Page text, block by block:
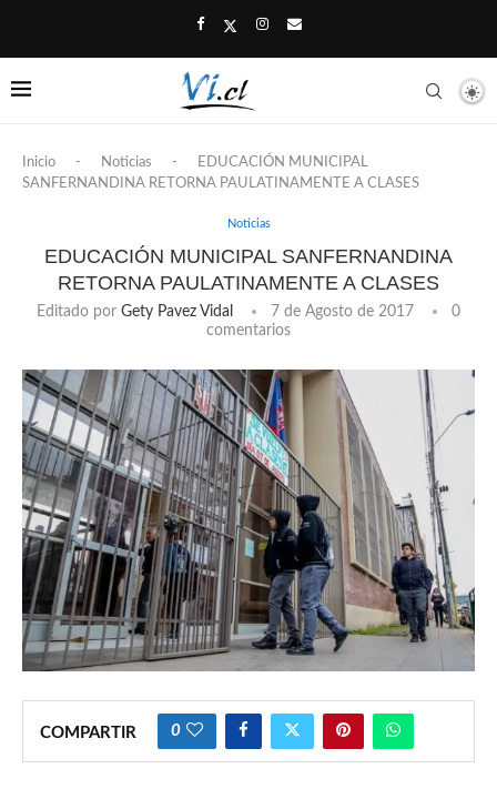
Inicio - Noticias -
EDUCACIÓN MUNICIPAL
SANFERNANDINA RETORNA PAULATINAMENTE A CLASES
Noticias
EDUCACIÓN MUNICIPAL SANFERNANDINA
RETORNA PAULATINAMENTE A CLASES
Editado por Gety Pavez Vidal 7 de Agosto de 2017
0
comentarios
COMPARTIR 0